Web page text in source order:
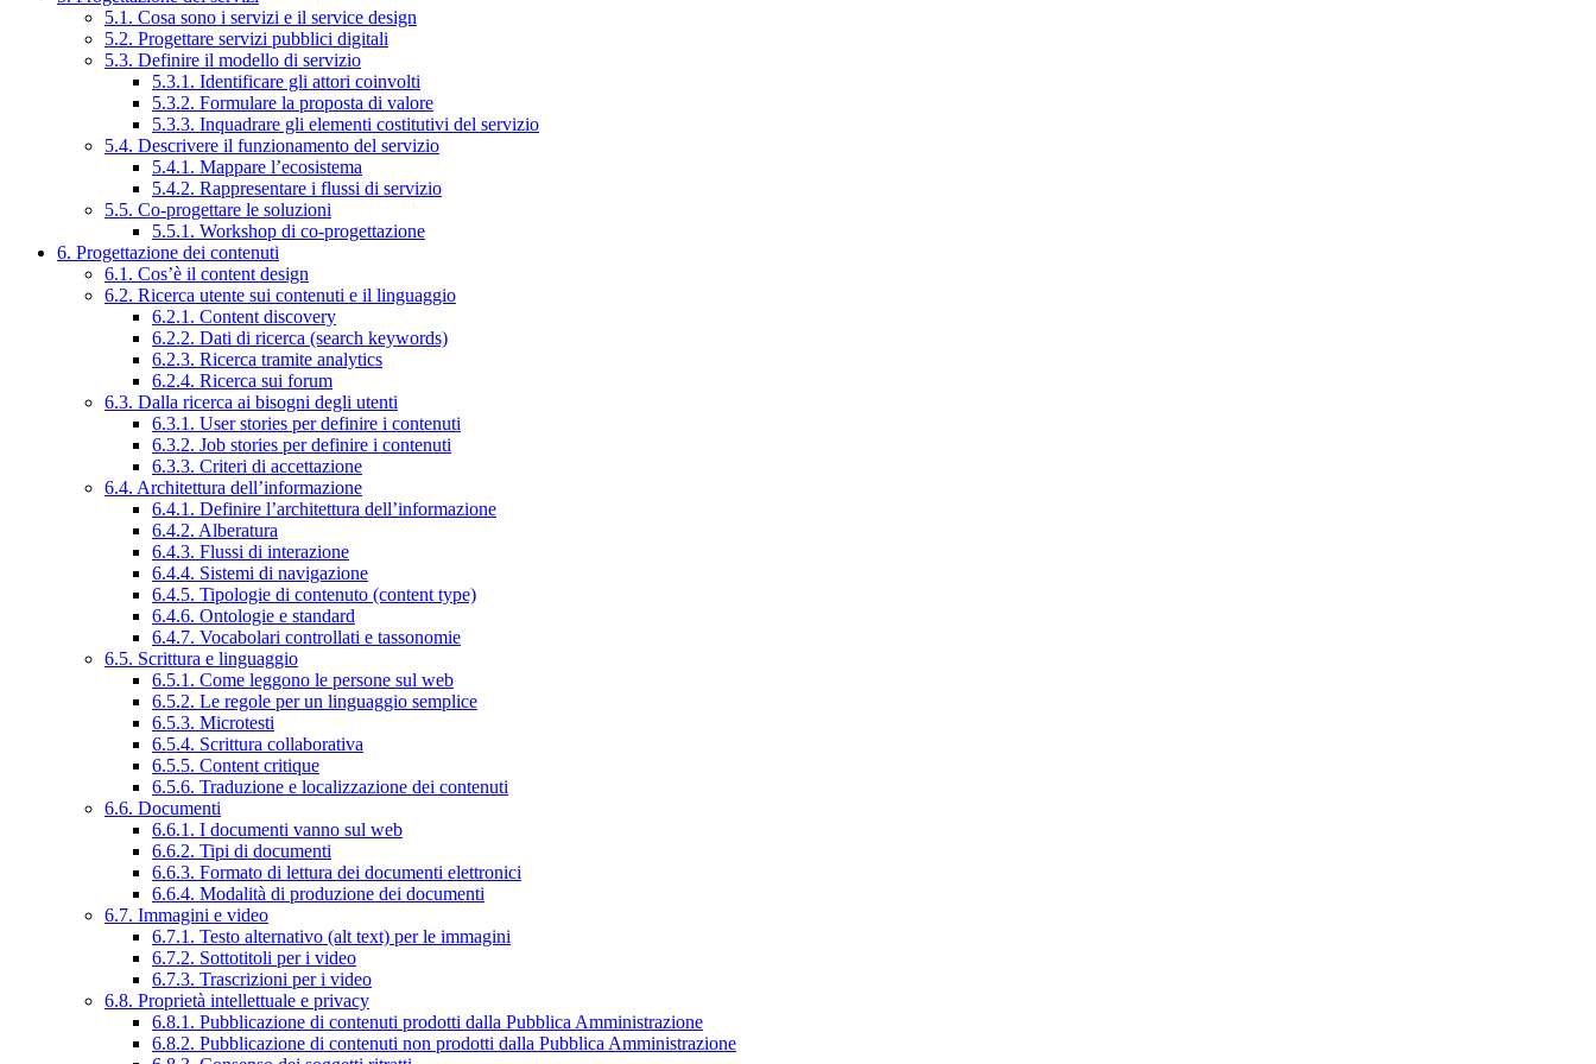
5.1. Cosa sono i servizi e il service design
5.2. Progettare servizi pubblici digitali
5.3. Definire il modello di servizio
5.3.1. Identificare gli attori coinvolti
5.3.2. Formulare la proposta di valore
5.3.3. Inquadrare gli elementi costitutivi del servizio
5.4. Descrivere il funzionamento del servizio
5.4.1. Mappare l’ecosistema
5.4.2. Rappresentare i flussi di servizio
5.5. Co-progettare le soluzioni
5.5.1. Workshop di co-progettazione
6. Progettazione dei contenuti
6.1. Cos’è il content design
6.2. Ricerca utente sui contenuti e il linguaggio
6.2.1. Content discovery
6.2.2. Dati di ricerca (search keywords)
6.2.3. Ricerca tramite analytics
6.2.4. Ricerca sui forum
6.3. Dalla ricerca ai bisogni degli utenti
6.3.1. User stories per definire i contenuti
6.3.2. Job stories per definire i contenuti
6.3.3. Criteri di accettazione
6.4. Architettura dell’informazione
6.4.1. Definire l’architettura dell’informazione
6.4.2. Alberatura
6.4.3. Flussi di interazione
6.4.4. Sistemi di navigazione
6.4.5. Tipologie di contenuto (content type)
6.4.6. Ontologie e standard
6.4.7. Vocabolari controllati e tassonomie
6.5. Scrittura e linguaggio
6.5.1. Come leggono le persone sul web
6.5.2. Le regole per un linguaggio semplice
6.5.3. Microtesti
6.5.4. Scrittura collaborativa
6.5.5. Content critique
6.5.6. Traduzione e localizzazione dei contenuti
6.6. Documenti
6.6.1. I documenti vanno sul web
6.6.2. Tipi di documenti
6.6.3. Formato di lettura dei documenti elettronici
6.6.4. Modalità di produzione dei documenti
6.7. Immagini e video
6.7.1. Testo alternativo (alt text) per le immagini
6.7.2. Sottotitoli per i video
6.7.3. Trascrizioni per i video
6.8. Proprietà intellettuale e privacy
6.8.1. Pubblicazione di contenuti prodotti dalla Pubblica Amministrazione
6.8.2. Pubblicazione di contenuti non prodotti dalla Pubblica Amministrazione